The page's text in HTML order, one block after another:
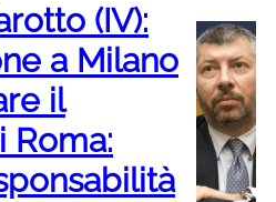
(IV):
a Milano
il
Roma: